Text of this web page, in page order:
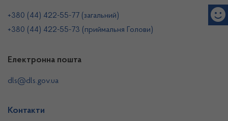
+380 (44) 422-55-77 (загальний)
+380 (44) 422-55-73 (приймальня Голови)
Електронна пошта
dls@dls.gov.ua
Контакти